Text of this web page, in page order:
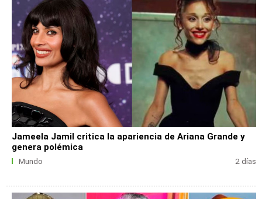
Jameela Jamil critica la apariencia de Ariana Grande y
genera polémica
Mundo 2 días